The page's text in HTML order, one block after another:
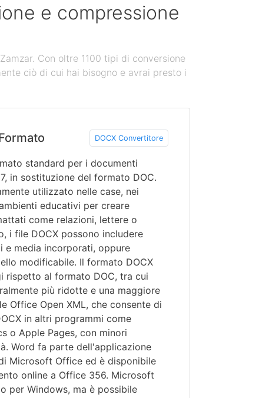
e compressione
Con oltre 1100 tipi di conversione
ciò di cui hai bisogno e avrai presto i
DOCX Convertitore
standard per i documenti
in sostituzione del formato DOC.
utilizzato nelle case, nei
educativi per creare
come relazioni, lettere o
i file DOCX possono includere
e media incorporati, oppure
modificabile. Il formato DOCX
rispetto al formato DOC, tra cui
più ridotte e una maggiore
Office Open XML, che consente di
in altri programmi come
o Apple Pages, con minori
Word fa parte dell'applicazione
Microsoft Office ed è disponibile
online a Office 356. Microsoft
per Windows, ma è possibile